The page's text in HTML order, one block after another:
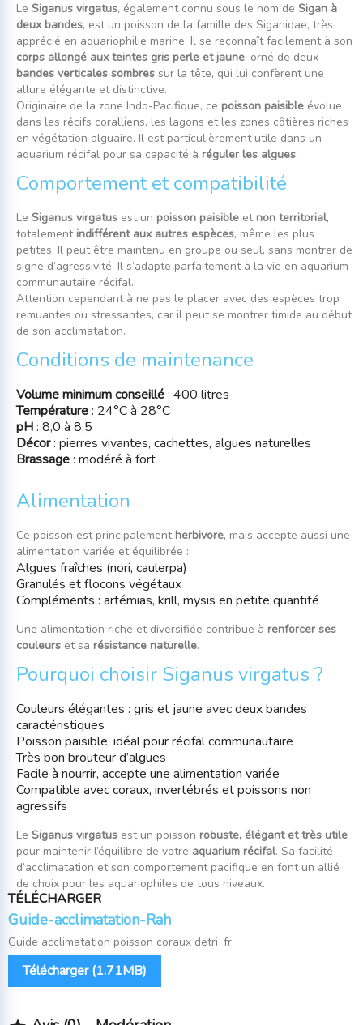
Le Siganus virgatus, également connu sous le nom de Sigan à
deux bandes, est un poisson de la famille des Siganidae, très
apprécié en aquariophilie marine. Il se reconnaît facilement à son
corps allongé aux teintes gris perle et jaune, orné de deux
bandes verticales sombres sur la tête, qui lui confèrent une
allure élégante et distinctive.
Originaire de la zone Indo-Pacifique, ce poisson paisible évolue
dans les récifs coralliens, les lagons et les zones côtières riches
en végétation alguaire. Il est particulièrement utile dans un
aquarium récifal pour sa capacité à réguler les algues.
Comportement et compatibilité
Le Siganus virgatus est un poisson paisible et non territorial,
totalement indifférent aux autres espèces, même les plus
petites. Il peut être maintenu en groupe ou seul, sans montrer de
signe d’agressivité. Il s’adapte parfaitement à la vie en aquarium
communautaire récifal.
Attention cependant à ne pas le placer avec des espèces trop
remuantes ou stressantes, car il peut se montrer timide au début
de son acclimatation.
Conditions de maintenance
Volume minimum conseillé: 400 litres
Température: 24°C à 28°C
pH: 8,0 à 8,5
Décor: pierres vivantes, cachettes, algues naturelles
Brassage: modéré à fort
Alimentation
Ce poisson est principalement herbivore, mais accepte aussi une
alimentation variée et équilibrée :
Algues fraîches (nori, caulerpa)
Granulés et flocons végétaux
Compléments : artémias, krill, mysis en petite quantité
Une alimentation riche et diversifiée contribue à renforcer ses
couleurs et sa résistance naturelle.
Pourquoi choisir Siganus virgatus ?
Couleurs élégantes : gris et jaune avec deux bandes
caractéristiques
Poisson paisible, idéal pour récifal communautaire
Très bon brouteur d’algues
Facile à nourrir, accepte une alimentation variée
Compatible avec coraux, invertébrés et poissons non
agressifs
Le Siganus virgatus est un poisson robuste, élégant et très utile
pour maintenir l’équilibre de votre aquarium récifal. Sa facilité
d’acclimatation et son comportement pacifique en font un allié
de choix pour les aquariophiles de tous niveaux.
TÉLÉCHARGER
Guide-acclimatation-Rah
Guide acclimatation poisson coraux detri_fr
Télécharger (1.71MB)